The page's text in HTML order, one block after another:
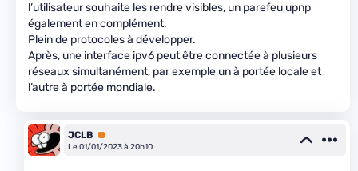
l’utilisateur souhaite les rendre visibles, un parefeu upnp
également en complément.
Plein de protocoles à développer.
Après, une interface ipv6 peut être connectée à plusieurs
réseaux simultanément, par exemple un à portée locale et
l’autre à portée mondiale.
JCLB Premium
Le 01/01/2023 à 20h10